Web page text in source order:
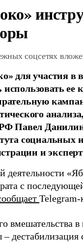
соцсетях
для участия
ее
РФ Павел
и
с
вмешательства